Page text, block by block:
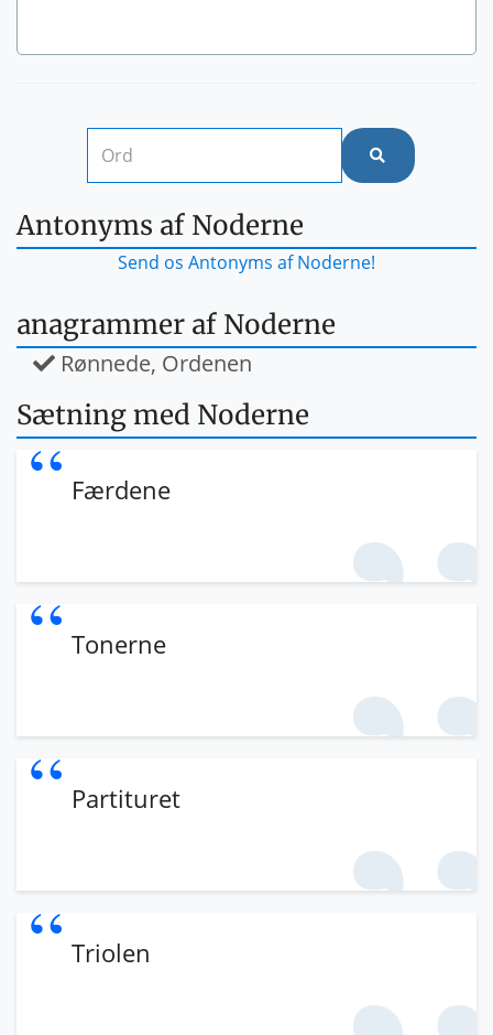
Antonyms af Noderne
Send os Antonyms af Noderne!
anagrammer af Noderne
Rønnede, Ordenen
Sætning med Noderne
Færdene
Tonerne
Partituret
Triolen